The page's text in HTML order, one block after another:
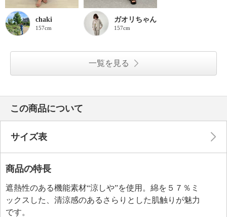
chaki
157cm
ガオリちゃん
157cm
一覧を見る
この商品について
サイズ表
商品の特長
遮熱性のある機能素材“涼しや”を使用。綿を５７％ミ
ックスした、清涼感のあるさらりとした肌触りが魅力
です。